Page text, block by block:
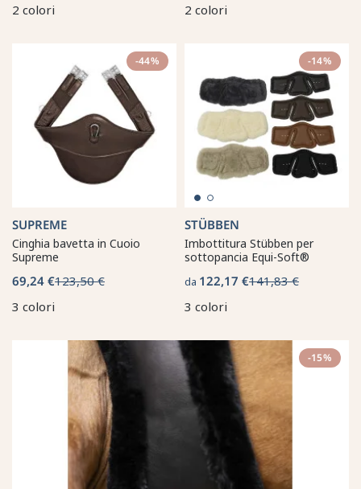
2 colori
2 colori
-44%
SUPREME
Cinghia bavetta in Cuoio
Supreme
69,24 €123,50 €
3 colori
-14%
STÜBBEN
Imbottitura Stübben per
sottopancia Equi-Soft®
da 122,17 €141,83 €
3 colori
-15%